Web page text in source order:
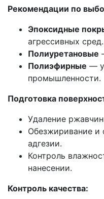
Рекомендации по
Эпоксидные
агрессивных сред.
Полиуретановые
Полиэфирные —
промышленности.
Подготовка
Удаление
Обезжиривание и
адгезии.
Контроль
нанесении.
Контроль качества: